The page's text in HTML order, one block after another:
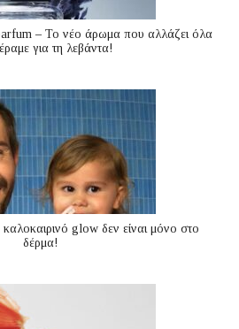
– Το νέο άρωμα που αλλάζει όλα
για τη λεβάντα!
glow δεν είναι μόνο στο
δέρμα!